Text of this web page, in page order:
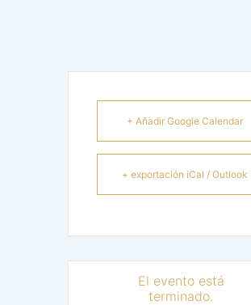
+ Añadir Google Calendar
+ exportación iCal / Outlook
El evento está
terminado.